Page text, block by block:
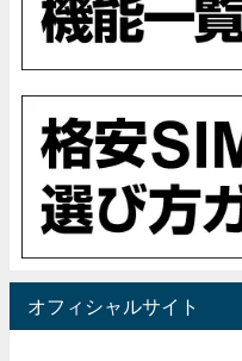
オフィシャルサイト